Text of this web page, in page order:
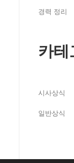
경력 정리
카테
시사상식
일반상식